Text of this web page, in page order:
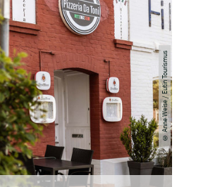
©
Anne Weise / Eutin Tourismus